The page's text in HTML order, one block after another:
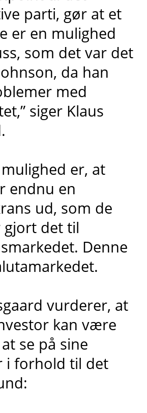
parti, gør at et
er en mulighed
som det var det
da han
med
siger Klaus
er, at
endnu en
ud, som de
det til
Denne
vurderer, at
kan være
se på sine
i forhold til det